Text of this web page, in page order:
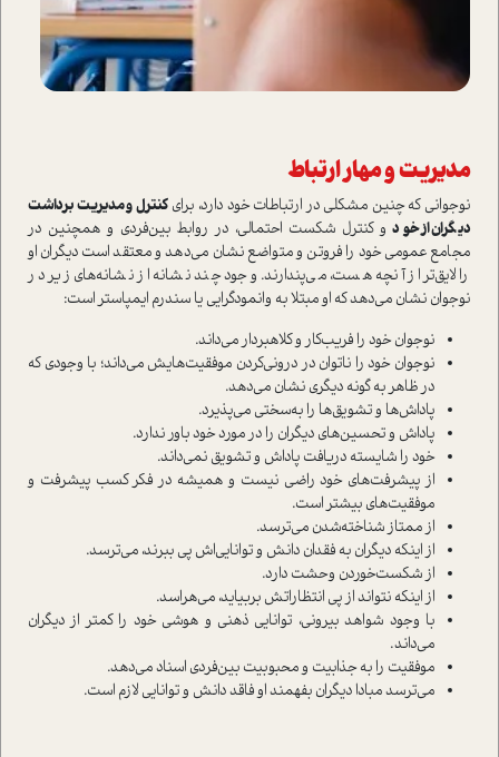
مديريت و مهار ارتباط
نوجواني كه چنين مشكلي در ارتباطات خود دارد، برايکنترل و مدیریت برداشت
دیگران از خودو کنترل شکست احتمالی، در روابط بین‌فردی و همچنين در
مجامع عمومی خود را فروتن و متواضع نشان می‌دهد و معتقد است دیگران او
را لایق‌تر از آنچه هست، می‌پندارند. وجود چند نشانه از نشانه‌های زیر در
نوجوان نشان مي‌دهد که او مبتلا به وانمودگرایی یا سندرم ایمپاستر است:
نوجوان خود را فریب‌کار و کلاهبردار می‌داند.
نوجوان خود را ناتوان در درونی‌کردن موفقیت‌هايش می‌داند؛ با وجودي كه
در ظاهر به گونه ديگري نشان مي‌دهد.
پاداش‌ها و تشویق‌ها را به‌سختی می‌پذیرد.
پاداش و تحسین‌های دیگران را در مورد خود‌ باور ندارد.
خود را شایسته دریافت پاداش و تشویق نمی‌داند.
از پیشرفت‌های خود راضی نيست و هميشه در فكر كسب پیشرفت و
موفقيت‌هاي بیشتر است.
از ممتاز شناخته‌شدن می‌ترسد.
از اینکه دیگران به فقدان دانش و توانایی‌اش پی ببرند، می‌ترسد.
از شکست‌خوردن وحشت دارد.
از اینکه نتواند از پي انتظاراتش بربيايد، می‌هراسد.
با وجود شواهد بیرونی، توانایی ذهنی و هوشی خود را کمتر از دیگران
می‌داند.
موفقیت را به جذابیت و محبوبیت بین‌فردی اسناد می‌دهد.
می‌ترسد مبادا دیگران بفهمند او فاقد دانش و توانایی لازم است.